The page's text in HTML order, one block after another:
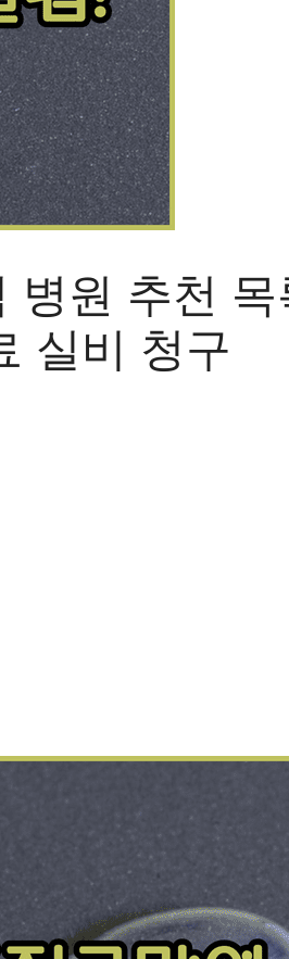
병원 추천 목
실비 청구